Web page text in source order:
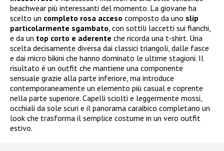
beachwear più interessanti del momento. La giovane ha
scelto un completo rosa acceso composto da uno slip
particolarmente sgambato, con sottili laccetti sui fianchi,
e da un top corto e aderente che ricorda una t-shirt. Una
scelta decisamente diversa dai classici triangoli, dalle fasce
e dai micro bikini che hanno dominato le ultime stagioni. Il
risultato è un outfit che mantiene una componente
sensuale grazie alla parte inferiore, ma introduce
contemporaneamente un elemento più casual e coprente
nella parte superiore. Capelli sciolti e leggermente mossi,
occhiali da sole scuri e il panorama caraibico completano un
look che trasforma il semplice costume in un vero outfit
estivo.